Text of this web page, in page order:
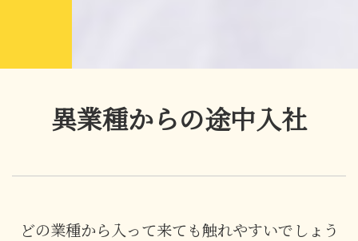
異業種からの途中入社
どの業種から入って来ても触れやすいでしょう